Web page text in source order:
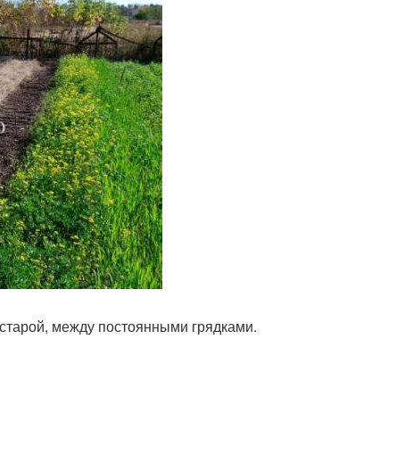
между постоянными грядками.